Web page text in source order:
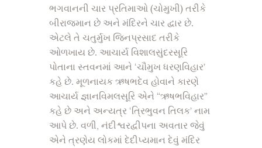
ભગવાનની ચાર પ્રતિમાઓ (ચોમુખી) તરીકે
બીરાજમાન છે અને મંદિરને ચાર દ્વાર છે.
એટલે તે ચતુર્મુખ જિનપ્રસાદ તરીકે
ઓળખાય છે. આચાર્ય વિશાલસુંદરસૂરિ
પોતાના સ્તવનમાં આને ‘ચૌમુખ ધરણવિહાર’
કહે છે. મૂળનાયક ઋષભદેવ હોવાને કારણે
આચાર્ય જ્ઞાનવિમલસૂરિ એને “ઋષભવિહાર”
કહે છે અને અન્યત્ર ‘ત્રિભુવન તિલક’ નામ
આપે છે. વળી, નંદીશ્વરદ્વીપના અવતાર જેવું
એને ત્રણેય લોકમાં દેદીપ્યમાન દેવું મંદિર